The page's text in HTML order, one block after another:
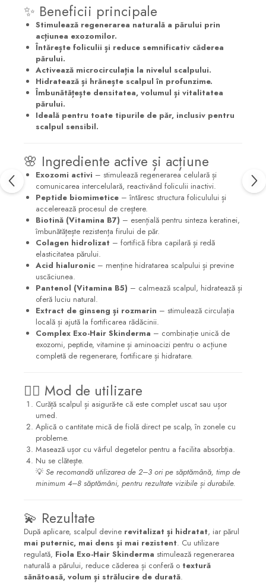
✨ Beneficii principale
Stimulează regenerarea naturală a părului prin
acțiunea exozomilor.
Întărește foliculii și reduce semnificativ căderea
părului.
Activează microcirculația la nivelul scalpului.
Hidratează și hrănește scalpul în profunzime.
Îmbunătățește densitatea, volumul și vitalitatea
părului.
Ideală pentru toate tipurile de păr, inclusiv pentru
scalpul sensibil.
🌸 Ingrediente active și acțiune
Exozomi activi – stimulează regenerarea celulară și
comunicarea intercelulară, reactivând foliculii inactivi.
Peptide biomimetice – întăresc structura foliculului și
accelerează procesul de creștere.
Biotină (Vitamina B7) – esențială pentru sinteza keratinei,
îmbunătățește rezistența firului de păr.
Colagen hidrolizat – fortifică fibra capilară și redă
elasticitatea părului.
Acid hialuronic – menține hidratarea scalpului și previne
uscăciunea.
Pantenol (Vitamina B5) – calmează scalpul, hidratează și
oferă luciu natural.
Extract de ginseng și rozmarin – stimulează circulația
locală și ajută la fortificarea rădăcinii.
Complex Exo-Hair Skinderma – combinație unică de
exozomi, peptide, vitamine și aminoacizi pentru o acțiune
completă de regenerare, fortificare și hidratare.
💆‍♀️ Mod de utilizare
Curăță scalpul și asigură-te că este complet uscat sau ușor
umed.
Aplică o cantitate mică de fiolă direct pe scalp, în zonele cu
probleme.
Masează ușor cu vârful degetelor pentru a facilita absorbția.
Nu se clătește.
💡 Se recomandă utilizarea de 2–3 ori pe săptămână, timp de
minimum 4–8 săptămâni, pentru rezultate vizibile și durabile.
💫 Rezultate
După aplicare, scalpul devine revitalizat și hidratat, iar părul
mai puternic, mai dens și mai rezistent. Cu utilizare
regulată, Fiola Exo-Hair Skinderma stimulează regenerarea
naturală a părului, reduce căderea și conferă o textură
sănătoasă, volum și strălucire de durată.